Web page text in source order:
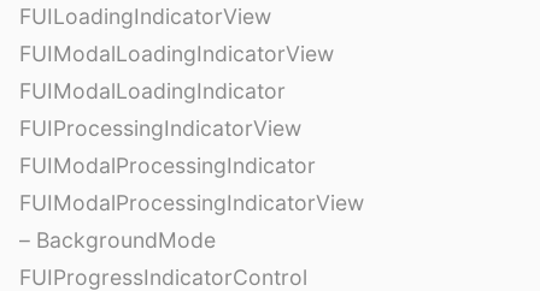
FUILoadingIndicatorView
FUIModalLoadingIndicatorView
FUIModalLoadingIndicator
FUIProcessingIndicatorView
FUIModalProcessingIndicator
FUIModalProcessingIndicatorView
– BackgroundMode
FUIProgressIndicatorControl